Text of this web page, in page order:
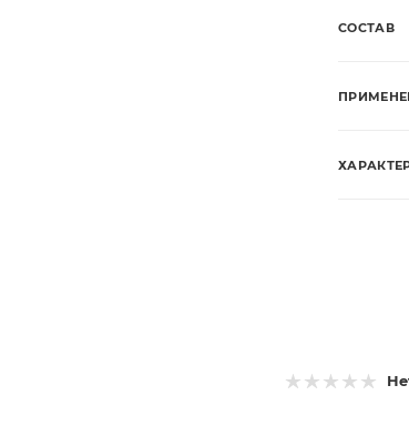
СОСТАВ